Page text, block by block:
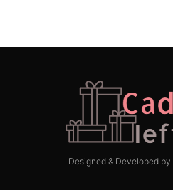
Designed & Developed by